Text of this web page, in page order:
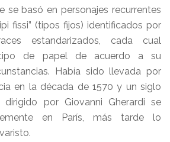
se basó en personajes recurrentes
fissi” (tipos fijos) identificados por
estandarizados, cada cual
tipo de papel de acuerdo a su
Había sido llevada por
en la década de 1570 y un siglo
por Giovanni Gherardi se
en París, más tarde lo